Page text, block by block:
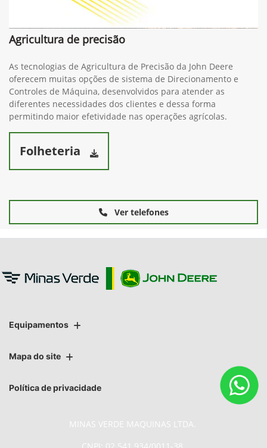
Agricultura de precisão
As tecnologias de Agricultura de Precisão da John Deere
oferecem muitas opções de sistema de Direcionamento e
Controles de Máquina, desenvolvidos para atender as
diferentes necessidades dos clientes e dessa forma
permitindo maior efetividade nas operações agrícolas.
Folheteria
Ver telefones
Equipamentos
Mapa do site
Política de privacidade
MINAS VERDE MAQUINAS LTDA.